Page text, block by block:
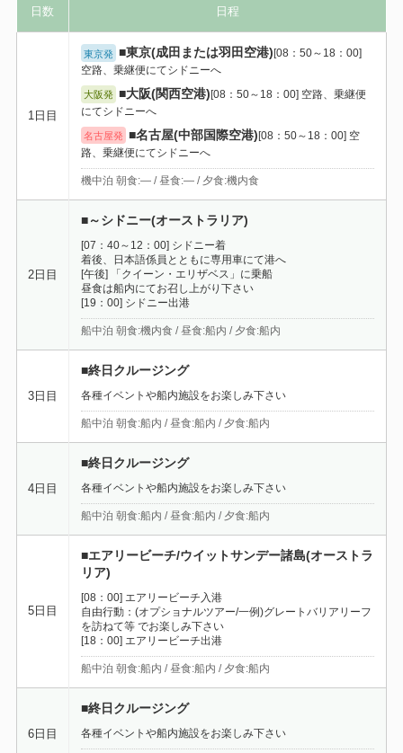
日数 日程
1日目
東京発 ■東京(成田または羽田空港)[08：50～18：00]
空路、乗継便にてシドニーへ
大阪発 ■大阪(関西空港)[08：50～18：00] 空路、乗継便
にてシドニーへ
名古屋発 ■名古屋(中部国際空港)[08：50～18：00] 空
路、乗継便にてシドニーへ
機中泊 朝食:― / 昼食:― / 夕食:機内食
2日目
■～シドニー(オーストラリア)
[07：40～12：00] シドニー着
着後、日本語係員とともに専用車にて港へ
[午後] 「クイーン・エリザベス」に乗船
昼食は船内にてお召し上がり下さい
[19：00] シドニー出港
船中泊 朝食:機内食 / 昼食:船内 / 夕食:船内
3日目
■終日クルージング
各種イベントや船内施設をお楽しみ下さい
船中泊 朝食:船内 / 昼食:船内 / 夕食:船内
4日目
■終日クルージング
各種イベントや船内施設をお楽しみ下さい
船中泊 朝食:船内 / 昼食:船内 / 夕食:船内
5日目
■エアリービーチ/ウイットサンデー諸島(オーストラ
リア)
[08：00] エアリービーチ入港
自由行動：(オプショナルツアー/一例)グレートバリアリーフ
を訪ねて等 でお楽しみ下さい
[18：00] エアリービーチ出港
船中泊 朝食:船内 / 昼食:船内 / 夕食:船内
6日目
■終日クルージング
各種イベントや船内施設をお楽しみ下さい